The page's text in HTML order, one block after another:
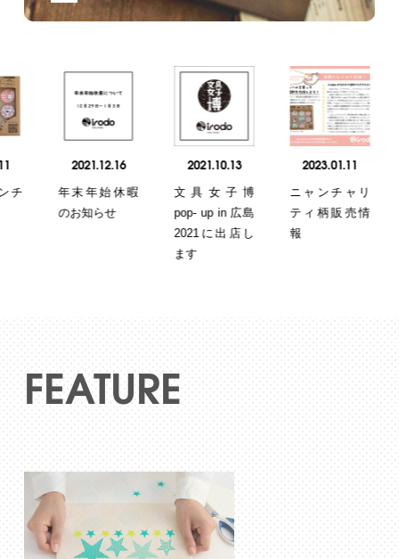
2021.12.16
年末年始休暇
のお知らせ
2021.10.13
文具女子博
pop- up in 広島
2021に出店し
2023.01.11
ニャンチャリ
ティ柄販売情
FEATURE